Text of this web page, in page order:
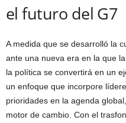
el futuro del G7
A medida que se desarrolló la
ante una nueva era en la que
la política se convertirá en un
un enfoque que incorpore
prioridades en la agenda
motor de cambio. Con el